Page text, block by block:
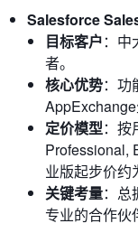
Salesforce
目标客户：
者。
核心优势：功
定价模型：按
Professional,
业版起步价约
关键考量：
专业的合作伙